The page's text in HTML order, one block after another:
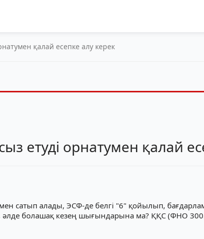
қалай есепке алу керек
етуді орнатумен қалай
сатып алады, ЭСФ-де белгі "6" қойылып,
әлде болашақ кезең шығындарына ма? ҚҚС (ФНО